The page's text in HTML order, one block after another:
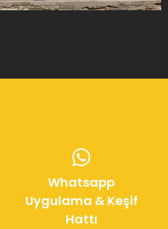
Whatsapp
Uygulama & Keşif
Hattı